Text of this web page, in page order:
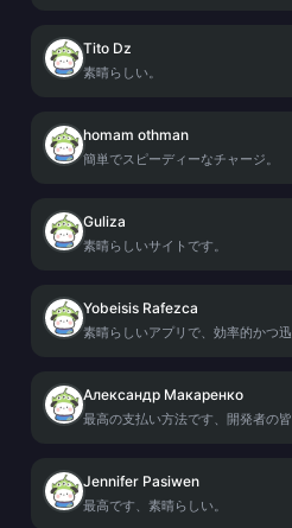
Tito Dz
素晴らしい。
homam othman
簡単でスピーディーなチャージ。
Guliza
素晴らしいサイトです。
Yobeisis Rafezca
素晴らしいアプリで、効率的かつ迅
Александр Макаренко
最高の支払い方法です、開発者の
Jennifer Pasiwen
最高です、素晴らしい。